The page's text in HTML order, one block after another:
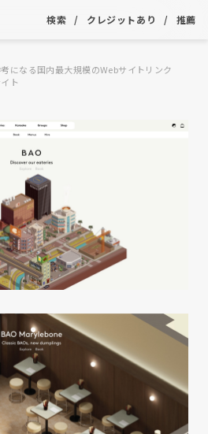
検索 クレジットあり 推薦
になる国内最大規模のWebサイトリンク
ト